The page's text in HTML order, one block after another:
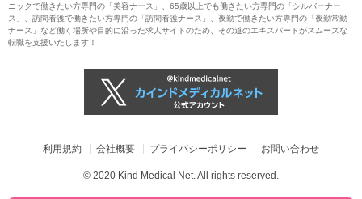
ニックで働きたい方専門の「美容ナース」、65歳以上でも働きたい方専門の「シルバーナー
ス」、訪問看護で働きたい方専門の「訪問看護ナース」、夜勤で働きたい方専門の「夜勤常勤
ナース」など働く場所や目的に沿った求人サイトのため、その道のエキスパートがスムーズな
転職を支援いたします！
利用規約 会社概要 プライバシーポリシー お問い合わせ
© 2020 Kind Medical Net. All rights reserved.